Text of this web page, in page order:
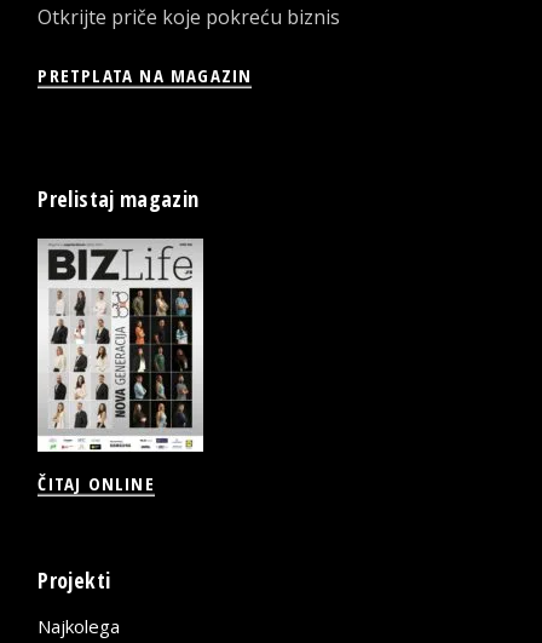
Otkrijte priče koje pokreću biznis
PRETPLATA NA MAGAZIN
Prelistaj magazin
ČITAJ ONLINE
Projekti
Najkolega